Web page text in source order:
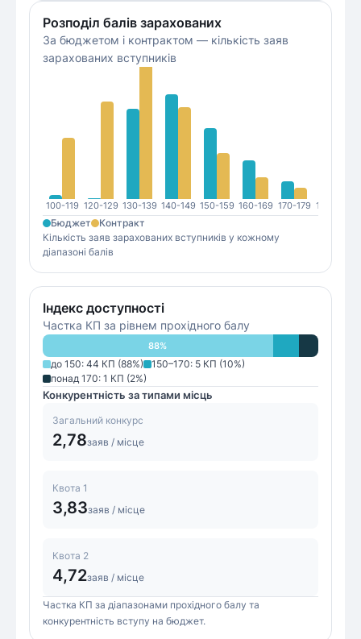
Розподіл балів зарахованих
За бюджетом і контрактом — кількість заяв
зарахованих вступників
100-119 120-129 130-139 140-149 150-159 160-169 170-179 180-189
Бюджет
Контракт
Кількість заяв зарахованих вступників у кожному
діапазоні балів
Індекс доступності
Частка КП за рівнем прохідного балу
88%
до 150: 44 КП (88%) 150–170: 5 КП (10%)
понад 170: 1 КП (2%)
Конкурентність за типами місць
Загальний конкурс
2,78заяв / місце
Квота 1
3,83заяв / місце
Квота 2
4,72заяв / місце
Частка КП за діапазонами прохідного балу та
конкурентність вступу на бюджет.